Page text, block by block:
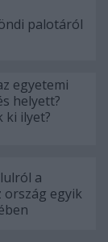
palotáról
egyetemi
helyett?
ki ilyet?
a
egyik